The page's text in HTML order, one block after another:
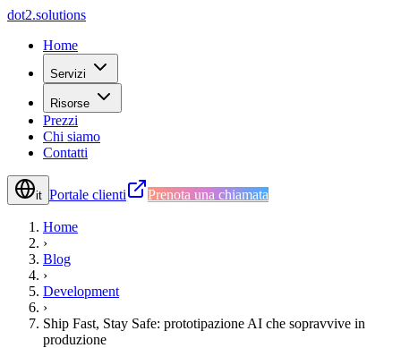
dot2.solutions
Home
Servizi
Risorse
Prezzi
Chi siamo
Contatti
it Portale clienti Prenota una chiamata
Home
›
Blog
›
Development
›
Ship Fast, Stay Safe: prototipazione AI che sopravvive in
produzione